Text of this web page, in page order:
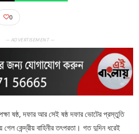
0
— ADVERTISEMENT —
ষষ্ঠ, দফার আর সেই ষষ্ঠ দফার ভোটের প্রস্তুতি
কেন্দ্রীয় বাহিনীর তৎপরতা। গত দুদিন ধরেই